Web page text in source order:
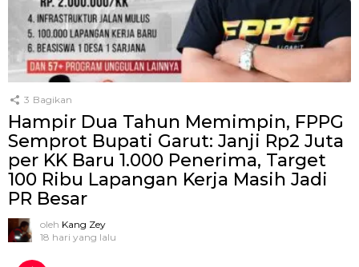
3 Bagikan
Hampir Dua Tahun Memimpin, FPPG
Semprot Bupati Garut: Janji Rp2 Juta
per KK Baru 1.000 Penerima, Target
100 Ribu Lapangan Kerja Masih Jadi
PR Besar
oleh Kang Zey
18 hari yang lalu